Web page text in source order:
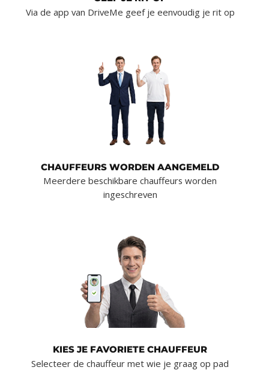
Via de app van DriveMe geef je eenvoudig je rit op
CHAUFFEURS WORDEN AANGEMELD
Meerdere beschikbare chauffeurs worden
ingeschreven
KIES JE FAVORIETE CHAUFFEUR
Selecteer de chauffeur met wie je graag op pad